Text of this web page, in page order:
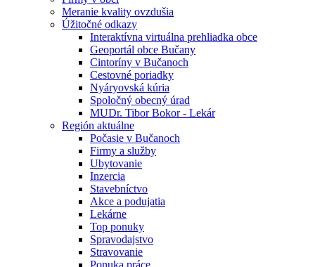
Meranie kvality ovzdušia
Úžitočné odkazy
Interaktívna virtuálna prehliadka obce
Geoportál obce Bučany
Cintoríny v Bučanoch
Cestovné poriadky
Nyáryovská kúria
Spoločný obecný úrad
MUDr. Tibor Bokor - Lekár
Región aktuálne
Počasie v Bučanoch
Firmy a služby
Ubytovanie
Inzercia
Stavebníctvo
Akce a podujatia
Lekárne
Top ponuky
Spravodajstvo
Stravovanie
Ponuka práce